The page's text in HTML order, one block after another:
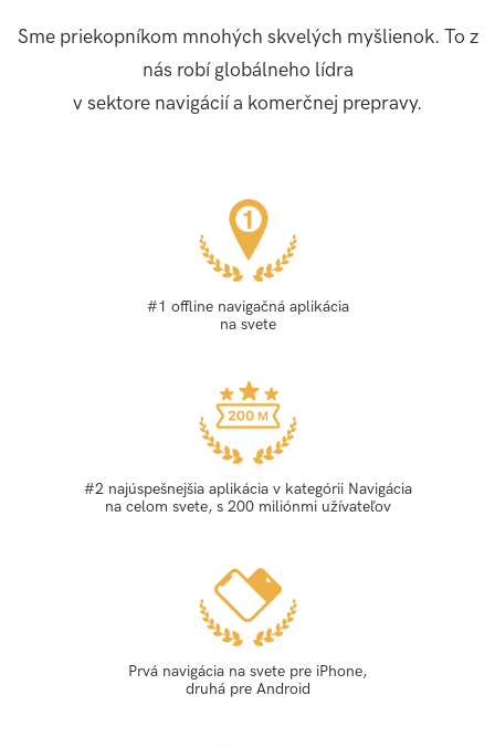
Sme priekopníkom mnohých skvelých myšlienok. To z
nás robí globálneho lídra
v sektore navigácií a komerčnej prepravy.
#1 offline navigačná aplikácia
na svete
#2 najúspešnejšia aplikácia v kategórii Navigácia
na celom svete, s 200 miliónmi užívateľov
Prvá navigácia na svete pre iPhone,
druhá pre Android